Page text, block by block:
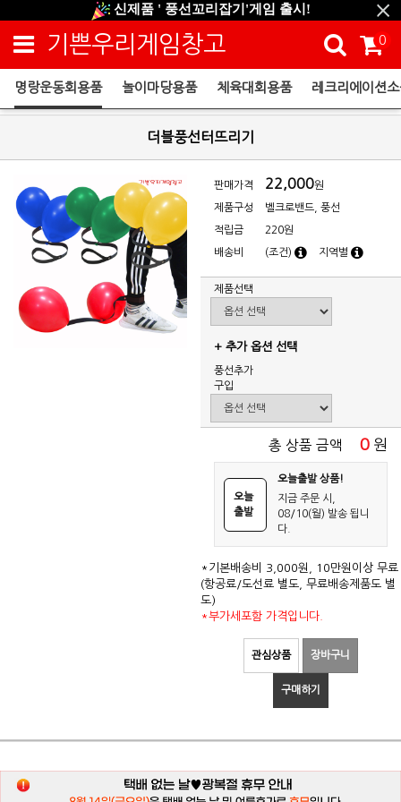
신제품 ' 풍선꼬리잡기'게임 출시!
신규회원 HAPPY EVENT 적립금 5,000원 증정
❤ 신제품 ' 컬링&볼링 ' 출시! ❤
기쁜우리게임창고 0
명랑운동회용품 놀이마당용품 체육대회용품 레크리에이션
더블풍선터뜨리기
판매가격 22,000원
제품구성 벨크로밴드, 풍선
적립금 220원
배송비 (조건) 지역별
제품선택
+ 추가 옵션 선택
풍선추가
구입
총 상품 금액 0 원
오늘
출발
오늘출발 상품!
지금 주문 시,
08/10(월) 발송 됩니
다.
*기본배송비 3,000원, 10만원이상 무료
(항공료/도선료 별도, 무료배송제품도 별
도)
*부가세포함 가격입니다.
관심상품 장바구니
구매하기